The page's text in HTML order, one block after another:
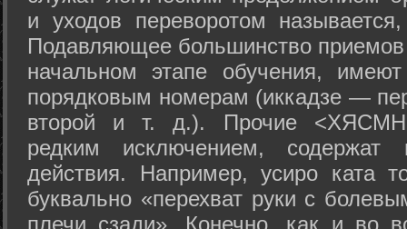
и уходов переворотом
Подавляющее большинство
начальном этапе обучения,
порядковым номерам (иккадзе —
второй и т. д.). Прочие
редким исключением, содержат
действия. Например, усиро ката
буквально «перехват руки с
плечи сзади». Конечно, как и во